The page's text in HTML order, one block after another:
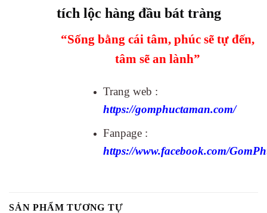
tích lộc hàng đầu bát tràng
“Sống bằng cái tâm, phúc sẽ tự đến,
tâm sẽ an lành”
Trang web :
https://gomphuctaman.com/
Fanpage :
https://www.facebook.com/
SẢN PHẨM TƯƠNG TỰ